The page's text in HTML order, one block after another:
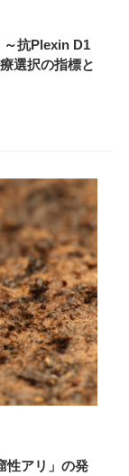
～抗Plexin D1
選択の指標と
性アリ」の発